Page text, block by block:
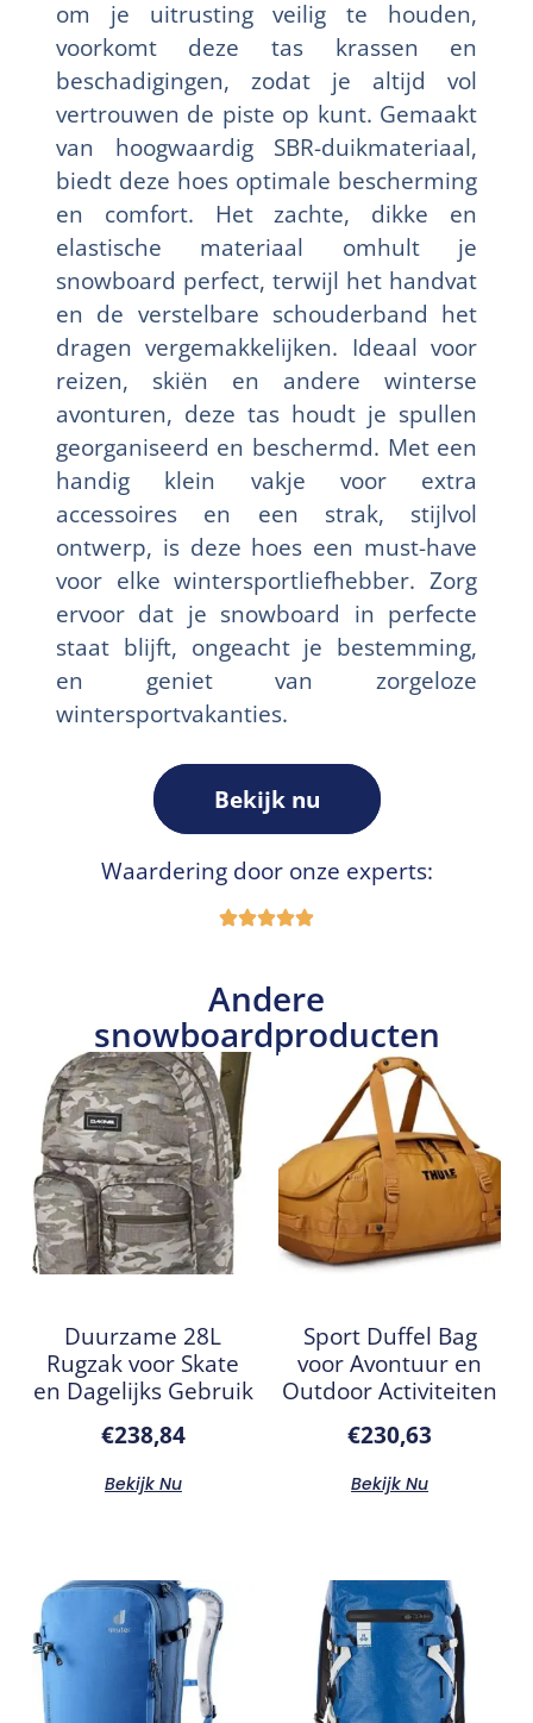
om je uitrusting veilig te houden,
voorkomt deze tas krassen en
beschadigingen, zodat je altijd vol
vertrouwen de piste op kunt. Gemaakt
van hoogwaardig SBR-duikmateriaal,
biedt deze hoes optimale bescherming
en comfort. Het zachte, dikke en
elastische materiaal omhult je
snowboard perfect, terwijl het handvat
en de verstelbare schouderband het
dragen vergemakkelijken. Ideaal voor
reizen, skiën en andere winterse
avonturen, deze tas houdt je spullen
georganiseerd en beschermd. Met een
handig klein vakje voor extra
accessoires en een strak, stijlvol
ontwerp, is deze hoes een must-have
voor elke wintersportliefhebber. Zorg
ervoor dat je snowboard in perfecte
staat blijft, ongeacht je bestemming,
en geniet van zorgeloze
wintersportvakanties.
Bekijk nu
Waardering door onze experts:
Andere
snowboardproducten
Duurzame 28L
Rugzak voor Skate
en Dagelijks Gebruik
€238,84
Bekijk Nu
Sport Duffel Bag
voor Avontuur en
Outdoor Activiteiten
€230,63
Bekijk Nu